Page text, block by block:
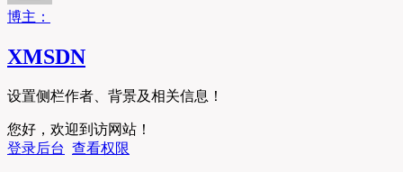
博主：
XMSDN
设置侧栏作者、背景及相关信息！
您好，欢迎到访网站！
登录后台 查看权限